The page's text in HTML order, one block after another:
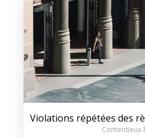
Violations répétées des
Contentieux